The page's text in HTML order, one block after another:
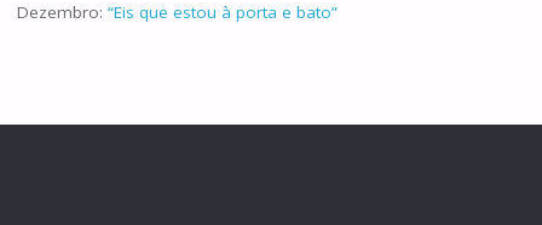
Dezembro: “Eis que estou à porta e bato”